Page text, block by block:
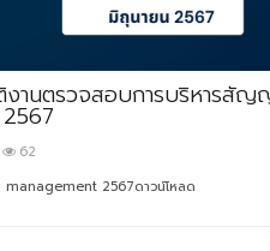
านตรวจสอบการบริหารสัญ
62
2567ดาวน์โหลด